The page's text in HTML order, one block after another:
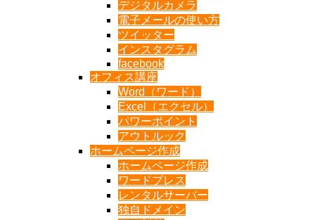
デジタルカメラ
電子メールの使い方
ツイッター
インスタグラム
facebook
オフィス講座
Word（ワード）
Excel（エクセル）
パワーポイント
アウトルック
ホームページ作成
ホームページ作成
ワードプレス
レンタルサーバー
独自ドメイン